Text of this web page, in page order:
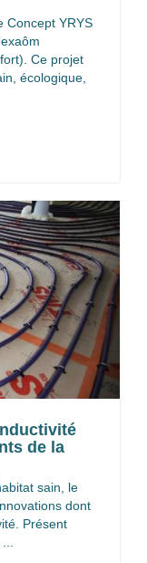
Concept YRYS
Ce projet
écologique,
de la
sain, le
dont
Présent